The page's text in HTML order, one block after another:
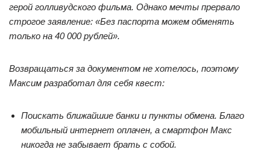
герой голливудского фильма. Однако мечты прервало
строгое заявление: «Без паспорта можем обменять
только на 40 000 рублей».
Возвращаться за документом не хотелось, поэтому
Максим разработал для себя квест:
Поискать ближайшие банки и пункты обмена. Благо
мобильный интернет оплачен, а смартфон Макс
никогда не забывает брать с собой.